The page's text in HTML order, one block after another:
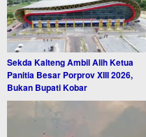
Sekda Kalteng Ambil Alih Ketua
Panitia Besar Porprov XIII 2026,
Bukan Bupati Kobar